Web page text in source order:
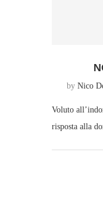
byNico
Voluto
risposta alla